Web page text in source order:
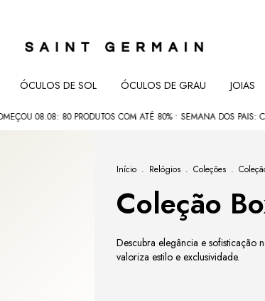
ÓCULOS DE SOL ÓCULOS DE GRAU JOIAS
08.08: 80 PRODUTOS COM ATÉ 80% • SEMANA DOS PAIS:
Início . Relógios . Coleções .
Coleção
Descubra elegância e sofisticação
valoriza estilo e exclusividade.